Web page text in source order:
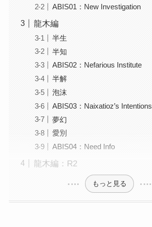
ABIS01：New Investigation
龍木編
半生
半知
ABIS02：Nefarious Institute
半解
泡沫
ABIS03：Naixatioz’s Intentions
夢幻
愛別
ABIS04：Need Info
龍木編：R2
もっと見る